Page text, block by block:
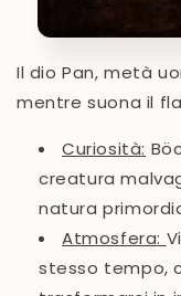
Il dio Pan, metà
mentre suona il
Curiosità:
creatura
natura
Atmosfera:
stesso tempo,